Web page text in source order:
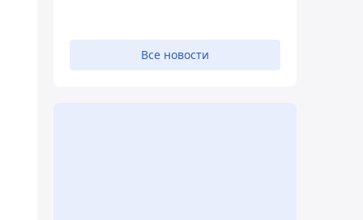
Все новости